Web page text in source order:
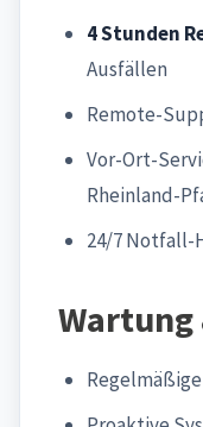
4 Stunden
Ausfällen
Remote-
Vor-Ort-
Rheinland-
24/7 Notfall-
Wartung